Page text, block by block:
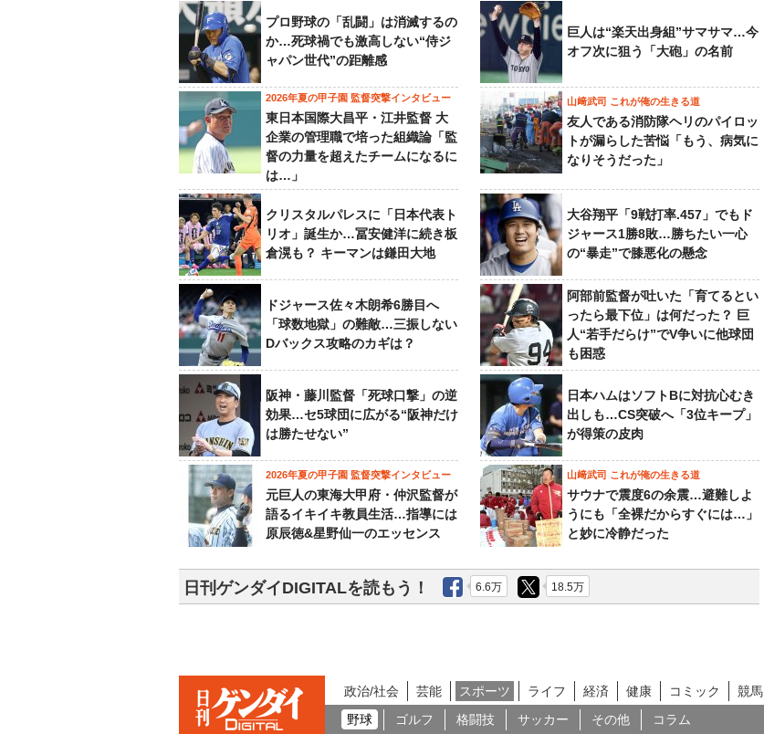
プロ野球の「乱闘」は消滅するの
か…死球禍でも激高しない“侍ジ
ャパン世代”の距離感
巨人は“楽天出身組”サマサマ…今
オフ次に狙う「大砲」の名前
2026年夏の甲子園 監督突撃インタビュー
東日本国際大昌平・江井監督 大
企業の管理職で培った組織論「監
督の力量を超えたチームになるに
は…」
山﨑武司 これが俺の生きる道
友人である消防隊ヘリのパイロッ
トが漏らした苦悩「もう、病気に
なりそうだった」
クリスタルパレスに「日本代表ト
リオ」誕生か…冨安健洋に続き板
倉滉も？ キーマンは鎌田大地
大谷翔平「9戦打率.457」でもド
ジャース1勝8敗…勝ちたい一心
の“暴走”で膝悪化の懸念
ドジャース佐々木朗希6勝目へ
「球数地獄」の難敵…三振しない
Dバックス攻略のカギは？
阿部前監督が吐いた「育てるとい
ったら最下位」は何だった？ 巨
人“若手だらけ”でV争いに他球団
も困惑
阪神・藤川監督「死球口撃」の逆
効果…セ5球団に広がる“阪神だけ
は勝たせない”
日本ハムはソフトBに対抗心むき
出しも…CS突破へ「3位キープ」
が得策の皮肉
2026年夏の甲子園 監督突撃インタビュー
元巨人の東海大甲府・仲沢監督が
語るイキイキ教員生活…指導には
原辰徳&星野仙一のエッセンス
山﨑武司 これが俺の生きる道
サウナで震度6の余震…避難しよ
うにも「全裸だからすぐには…」
と妙に冷静だった
日刊ゲンダイDIGITALを読もう！ 6.6万 18.5万
政治/社会 芸能 スポーツ ライフ 経済 健康 コミック 競馬
野球
ゴルフ 格闘技 サッカー その他 コラム